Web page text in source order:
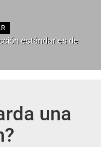
estándar es de
una